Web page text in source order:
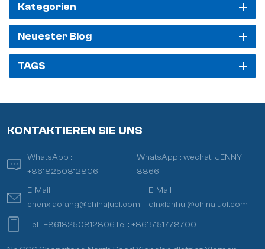
Kategorien
Neuester Blog
TAGS
KONTAKTIEREN SIE UNS
WhatsApp :
+8618250812806
WhatsApp :wechat: JENNY-
8866
E-Mail :
chenxiaofang@chinajuci.com
E-Mail :
qinxianhui@chinajuci.com
Tel :+8618250812806Tel :+8615151778700